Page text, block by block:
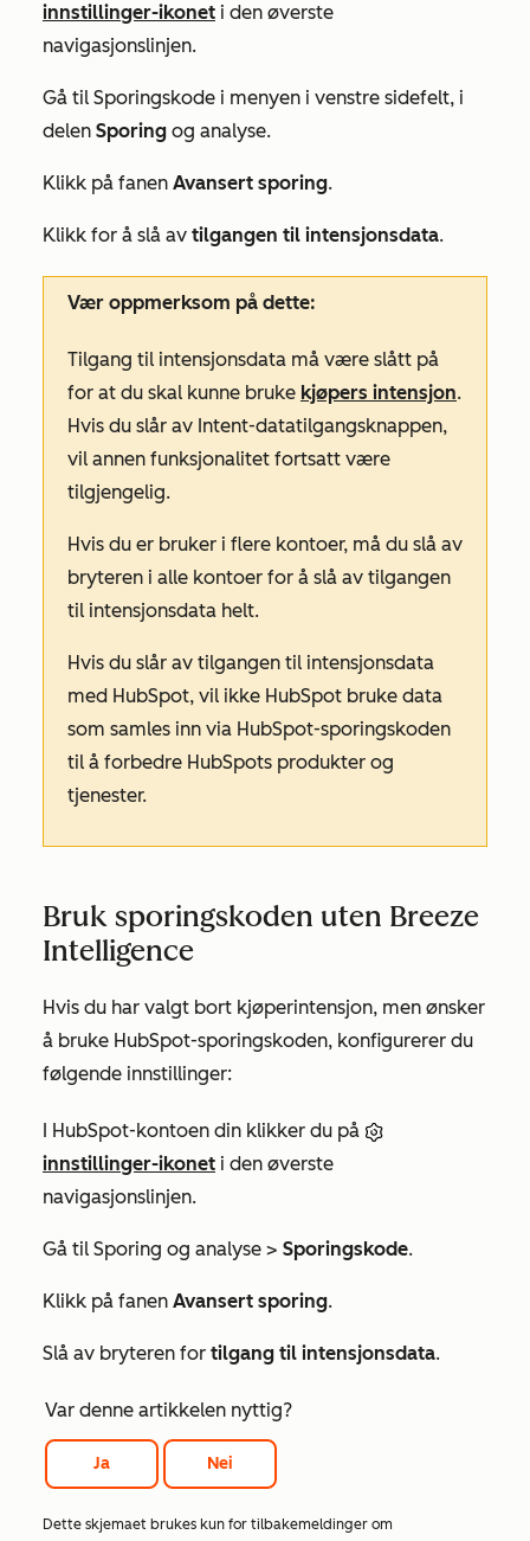
innstillinger-ikonet i den øverste
navigasjonslinjen.
Gå til Sporingskode i menyen i venstre sidefelt, i
delen Sporing og analyse.
Klikk på fanen Avansert sporing.
Klikk for å slå av tilgangen til intensjonsdata.
Vær oppmerksom på dette:
Tilgang til intensjonsdata må være slått på
for at du skal kunne bruke kjøpers intensjon.
Hvis du slår av Intent-datatilgangsknappen,
vil annen funksjonalitet fortsatt være
tilgjengelig.
Hvis du er bruker i flere kontoer, må du slå av
bryteren i alle kontoer for å slå av tilgangen
til intensjonsdata helt.
Hvis du slår av tilgangen til intensjonsdata
med HubSpot, vil ikke HubSpot bruke data
som samles inn via HubSpot-sporingskoden
til å forbedre HubSpots produkter og
tjenester.
Bruk sporingskoden uten Breeze
Intelligence
Hvis du har valgt bort kjøperintensjon, men ønsker
å bruke HubSpot-sporingskoden, konfigurerer du
følgende innstillinger:
I HubSpot-kontoen din klikker du på
innstillinger-ikonet i den øverste
navigasjonslinjen.
Gå til Sporing og analyse > Sporingskode.
Klikk på fanen Avansert sporing.
Slå av bryteren for tilgang til intensjonsdata.
Var denne artikkelen nyttig?
Ja Nei
Dette skjemaet brukes kun for tilbakemeldinger om